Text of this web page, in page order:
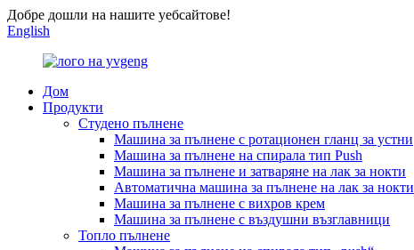
Добре дошли на нашите уебсайтове!
English
Дом
Продукти
Студено пълнене
Машина за пълнене с ротационен гланц за устни
Машина за пълнене на спирала тип Push
Машина за пълнене и затваряне на лак за нокти
Автоматична машина за пълнене на лак за нокти
Машина за пълнене с вихров крем
Машина за пълнене с въздушни възглавници
Топло пълнене